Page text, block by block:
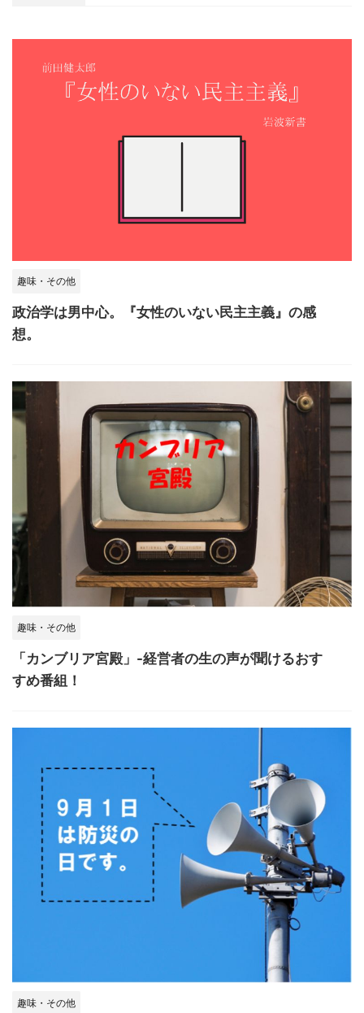
趣味・その他
政治学は男中心。『女性のいない民主主義』の感
想。
趣味・その他
「カンブリア宮殿」-経営者の生の声が聞けるおす
すめ番組！
趣味・その他